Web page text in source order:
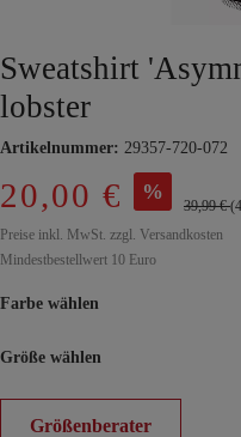
Sweatshirt
lobster
Artikelnummer: 29357-720-072
20,00 € %
39,99 €
Preise inkl. MwSt. zzgl. Versandkosten
Mindestbestellwert 10 Euro
Farbe wählen
Größe wählen
Größenberater